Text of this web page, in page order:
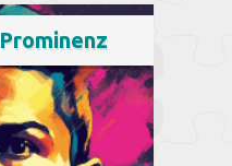
Prominenz